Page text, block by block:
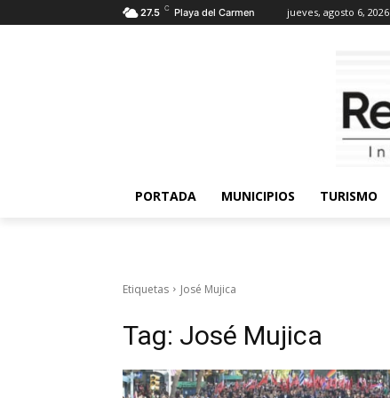
27.5 C Playa del Carmen jueves, agosto 6, 2026
PORTADA MUNICIPIOS TURISMO
Etiquetas José Mujica
Tag: José Mujica